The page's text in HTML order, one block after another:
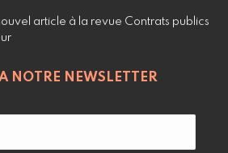
article à la revue Contrats publics
NOTRE NEWSLETTER